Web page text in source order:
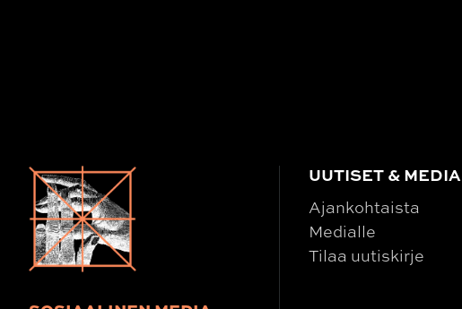
UUTISET & MEDIA
Ajankohtaista
Medialle
Tilaa uutiskirje